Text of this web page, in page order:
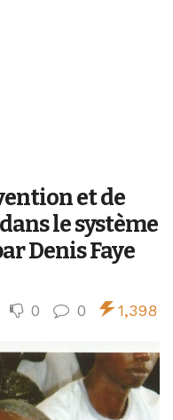
et de
le système
Denis Faye
0 0 1,398